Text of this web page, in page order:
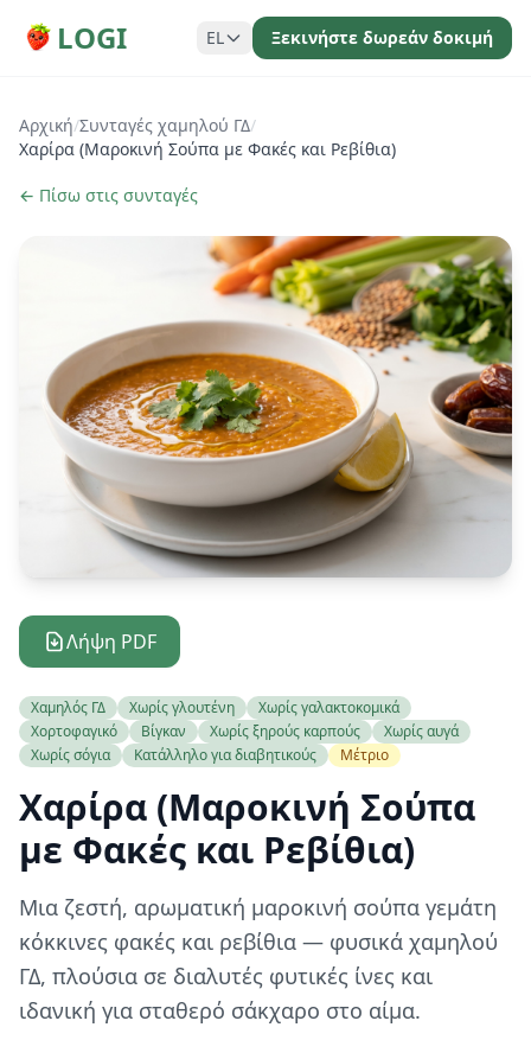
LOGI EL Ξεκινήστε δωρεάν δοκιμή
Αρχική/Συνταγές χαμηλού ΓΔ/
Χαρίρα (Μαροκινή Σούπα με Φακές και Ρεβίθια)
← Πίσω στις συνταγές
Λήψη PDF
Χαμηλός ΓΔ Χωρίς γλουτένη
Χωρίς γαλακτοκομικά
Χορτοφαγικό
Βίγκαν Χωρίς ξηρούς καρπούς
Χωρίς αυγά
Χωρίς σόγια
Κατάλληλο για διαβητικούς Μέτριο
Χαρίρα (Μαροκινή Σούπα
με Φακές και Ρεβίθια)
Μια ζεστή, αρωματική μαροκινή σούπα γεμάτη
κόκκινες φακές και ρεβίθια — φυσικά χαμηλού
ΓΔ, πλούσια σε διαλυτές φυτικές ίνες και
ιδανική για σταθερό σάκχαρο στο αίμα.